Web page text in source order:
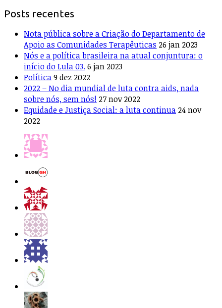
Posts recentes
Nota pública sobre a Criação do Departamento de
Apoio as Comunidades Terapêuticas 26 jan 2023
Nós e a política brasileira na atual conjuntura: o
início do Lula 03.6 jan 2023
Política9 dez 2022
2022 – No dia mundial de luta contra aids, nada
sobre nós, sem nós! 27 nov 2022
Equidade e Justiça Social: a luta continua 24 nov
2022